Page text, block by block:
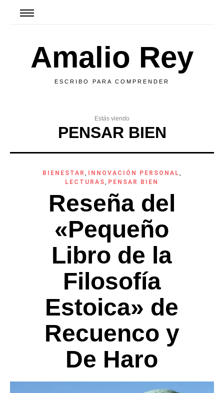
Amalio Rey
ESCRIBO PARA COMPRENDER
Estás viendo
PENSAR BIEN
BIENESTAR, INNOVACIÓN PERSONAL,
LECTURAS, PENSAR BIEN
Reseña del
«Pequeño
Libro de la
Filosofía
Estoica» de
Recuenco y
De Haro